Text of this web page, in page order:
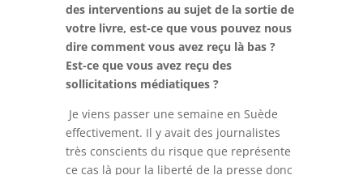
des interventions au sujet de la sortie de
votre livre, est-ce que vous pouvez nous
dire comment vous avez reçu là bas ?
Est-ce que vous avez reçu des
sollicitations médiatiques ?
Je viens passer une semaine en Suède
effectivement. Il y avait des journalistes
très conscients du risque que représente
ce cas là pour la liberté de la presse donc